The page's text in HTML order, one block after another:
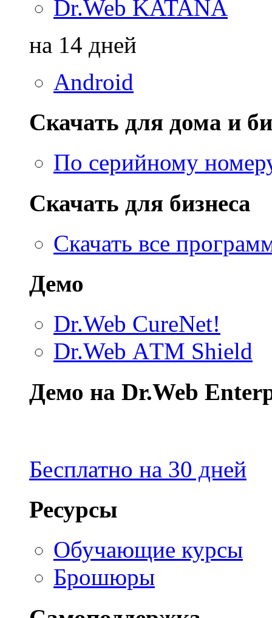
Dr.Web KATANA
на 14 дней
Android
Скачать для дома и
По серийному
Скачать для бизнеса
Скачать все
Демо
Dr.Web CureNet!
Dr.Web АTM Shield
Демо на Dr.Web
Бесплатно на 30 дней
Ресурсы
Обучающие курсы
Брошюры